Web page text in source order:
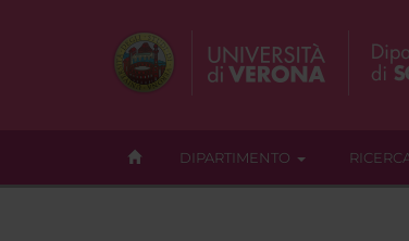
DIPARTIMENTO